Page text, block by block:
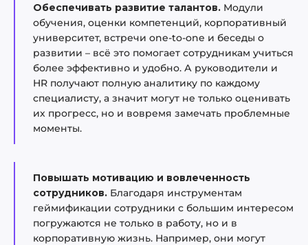
Обеспечивать развитие талантов. Модули
обучения, оценки компетенций, корпоративный
университет, встречи one-to-one и беседы о
развитии – всё это помогает сотрудникам учиться
более эффективно и удобно. А руководители и
HR получают полную аналитику по каждому
специалисту, а значит могут не только оценивать
их прогресс, но и вовремя замечать проблемные
моменты.
Повышать мотивацию и вовлеченность
сотрудников. Благодаря инструментам
геймификации сотрудники с большим интересом
погружаются не только в работу, но и в
корпоративную жизнь. Например, они могут